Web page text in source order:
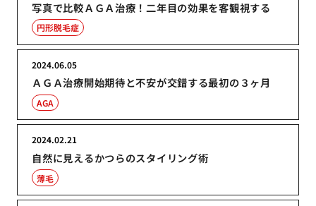
写真で比較ＡＧＡ治療！二年目の効果を客観視する
円形脱毛症
ＡＧＡ治療開始期待と不安が交錯する最初の３ヶ月
2024.06.05
AGA
自然に見えるかつらのスタイリング術
2024.02.21
薄毛